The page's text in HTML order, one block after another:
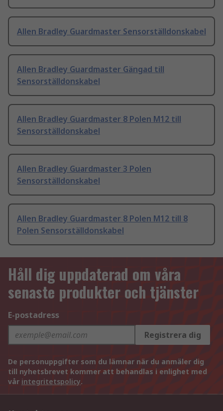
Allen Bradley Guardmaster Sensorställdonskabel
Allen Bradley Guardmaster Gängad till
Sensorställdonskabel
Allen Bradley Guardmaster 8 Polen M12 till
Sensorställdonskabel
Allen Bradley Guardmaster 3 Polen
Sensorställdonskabel
Allen Bradley Guardmaster 8 Polen M12 till 8
Polen Sensorställdonskabel
Håll dig uppdaterad om våra
senaste produkter och tjänster
E-postadress
Registrera dig
De personuppgifter som du lämnar när du anmäler dig
till nyhetsbrevet kommer att behandlas i enlighet med
vår integritetspolicy.